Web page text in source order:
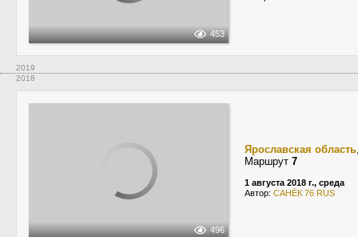
453
2019
2018
496
Ярославская область
Маршрут 7
1 августа 2018 г., среда
Автор: САНЁК 76 RUS